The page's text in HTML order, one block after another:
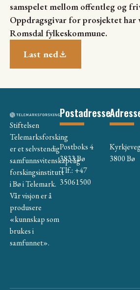
samspelet mellom offentleg og
Oppdragsgivar for prosjektet har
Romsdal fylkeskommune.
Last ned
Stiftelsen
Telemarksforsking
er et selvstendig
samfunnsvitenskapelig
forskingsinstitutt
i Bø i Telemark.
Vår visjon er å
produsere
«kunnskap som
brukes i
samfunnet».
Postadresse
Postboks 4
3833 Bø
Tlf.: +47
35061500
3800 Bø